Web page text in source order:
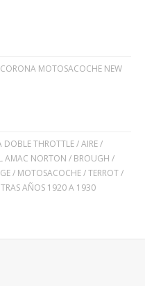
MOTOSACOCHE NEW
DOBLE THROTTLE / AIRE /
AMAC NORTON / BROUGH /
/ MOTOSACOCHE / TERROT /
AÑOS 1920 A 1930